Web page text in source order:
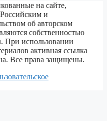
на сайте,
и
об авторском
собственностью
При использовании
активная ссылка
Все права защищены.